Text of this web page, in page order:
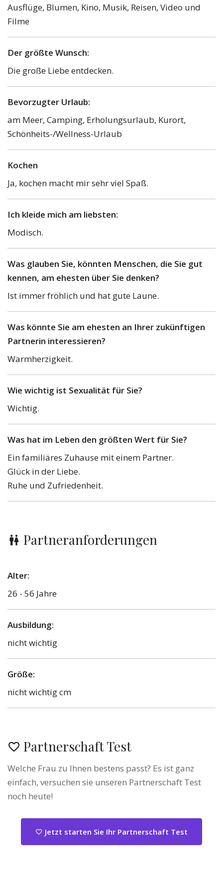
Ausflüge, Blumen, Kino, Musik, Reisen, Video und
Filme
Der größte Wunsch:
Die große Liebe entdecken.
Bevorzugter Urlaub:
am Meer, Camping, Erholungsurlaub, Kurort,
Schönheits-/Wellness-Urlaub
Kochen
Ja, kochen macht mir sehr viel Spaß.
Ich kleide mich am liebsten:
Modisch.
Was glauben Sie, könnten Menschen, die Sie gut
kennen, am ehesten über Sie denken?
Ist immer fröhlich und hat gute Laune.
Was könnte Sie am ehesten an Ihrer zukünftigen
Partnerin interessieren?
Warmherzigkeit.
Wie wichtig ist Sexualität für Sie?
Wichtig.
Was hat im Leben den größten Wert für Sie?
Ein familiäres Zuhause mit einem Partner.
Glück in der Liebe.
Ruhe und Zufriedenheit.
Partneranforderungen
Alter:
26 - 56 Jahre
Ausbildung:
nicht wichtig
Größe:
nicht wichtig cm
Partnerschaft Test
Welche Frau zu Ihnen bestens passt? Es ist ganz
einfach, versuchen sie unseren Partnerschaft Test
noch heute!
Jetzt starten Sie Ihr Partnerschaft Test